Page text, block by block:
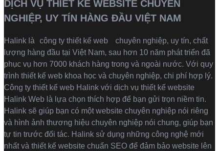
DỊCH VỤ THIẾT KẾ WEBSITE CHUYÊN
NGHIỆP, UY TÍN HÀNG ĐẦU VIỆT NAM
Halink là công ty thiết kế web
chuyên nghiệp, uy tín, chất
lượng hàng đầu tại Việt Nam, sau hơn 10 năm phát triển đã
phục vụ hơn 7000 khách hàng trong và ngoài nước. Với quy
trình thiết kế web khoa học và chuyên nghiệp, chi phí hợp lý.
Công ty thiết kế web Halink với dịch vụ thiết kế website
Halink Web là lựa chọn thích hợp để bạn gửi trọn niềm tin.
Halink sẽ giúp bạn có một website chuyên nghiệp nói riêng
và hình ảnh thương hiệu chuyên nghiệp nói chung, giúp bạn
tự tin trước đối tác. Halink sử dụng những công nghệ mới
nhất và thiết kế website chuẩn SEO để đảm bảo website lên